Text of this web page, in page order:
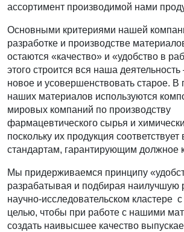
ассортимент производимой нами
Основными критериями нашей
разработке и производстве
остаются «качество» и «удобство в
этого строится вся наша
новое и усовершенствовать старое. В
наших материалов используются
мировых компаний по производству
фармацевтического сырья и
поскольку их продукция
стандартам, гарантирующим должное
Мы придерживаемся принципу
разрабатывая и подбирая наилучшую
научно-исследовательском кластере
целью, чтобы при работе с нашими
создать наивысшее качество